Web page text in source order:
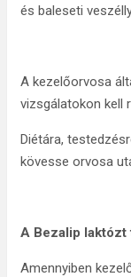
és baleseti
A kezelőorvosa
vizsgálatokon kell
Diétára,
kövesse orvosa
A Bezalip laktózt
Amennyiben